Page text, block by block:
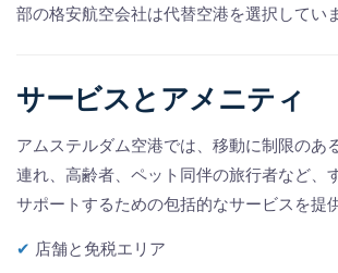
部の格安航空会社は代替空港を選択していま
サービスとアメニティ
アムステルダム空港では、移動に制限のあ
連れ、高齢者、ペット同伴の旅行者など、
サポートするための包括的なサービスを提
✔ 店舗と免税エリア